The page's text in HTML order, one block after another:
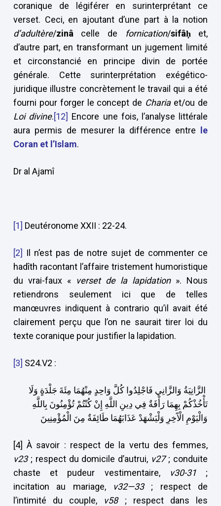
coranique de légiférer en surinterprétant ce
verset. Ceci, en ajoutant d’une part à la notion
d’adultère/zinâ celle de fornication/sifâḥ et,
d’autre part, en transformant un jugement limité
et circonstancié en principe divin de portée
générale. Cette surinterprétation exégético-
juridique illustre concrètement le travail qui a été
fourni pour forger le concept de Chariaet/ou de
Loi divine.[12] Encore une fois, l’analyse littérale
aura permis de mesurer la différence entre
le
Coran et l’Islam.
Dr al Ajamî
[1] Deutéronome XXII : 22-24.
[2] Il n’est pas de notre sujet de commenter ce
hadîth racontant l’affaire tristement humoristique
du vrai-faux « verset de la lapidation». Nous
retiendrons seulement ici que de telles
manœuvres indiquent à contrario qu’il avait été
clairement perçu que l’on ne saurait tirer loi du
texte coranique pour justifier la lapidation.
[3] S24.V2 :
الزَّانِيَةُ وَالزَّانِي فَاجْلِدُوا كُلَّ وَاحِدٍ مِنْهُمَا مِئَةَ جَلْدَةٍ وَلَا
تَأْخُذْكُمْ بِهِمَا رَأْفَةٌ فِي دِينِ اللَّهِ إِنْ كُنْتُمْ تُؤْمِنُونَ بِاللَّهِ
وَالْيَوْمِ الْآَخِرِ وَلْيَشْهَدْ عَذَابَهُمَا طَائِفَةٌ مِنَ الْمُؤْمِنِينَ
[4] À savoir : respect de la vertu des femmes,
v23; respect du domicile d’autrui, v27; conduite
chaste et pudeur vestimentaire,
v30-31;
incitation au mariage, v32—33; respect de
l’intimité du couple, v58; respect dans les